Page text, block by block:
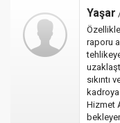
Yaşar
raporu
sıkıntı
Hizmet